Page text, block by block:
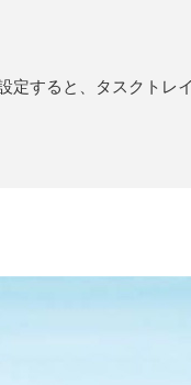
定すると、タスクトレ